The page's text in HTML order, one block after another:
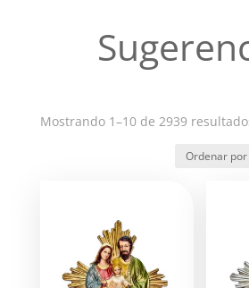
Mostrando 1–10 de 2939